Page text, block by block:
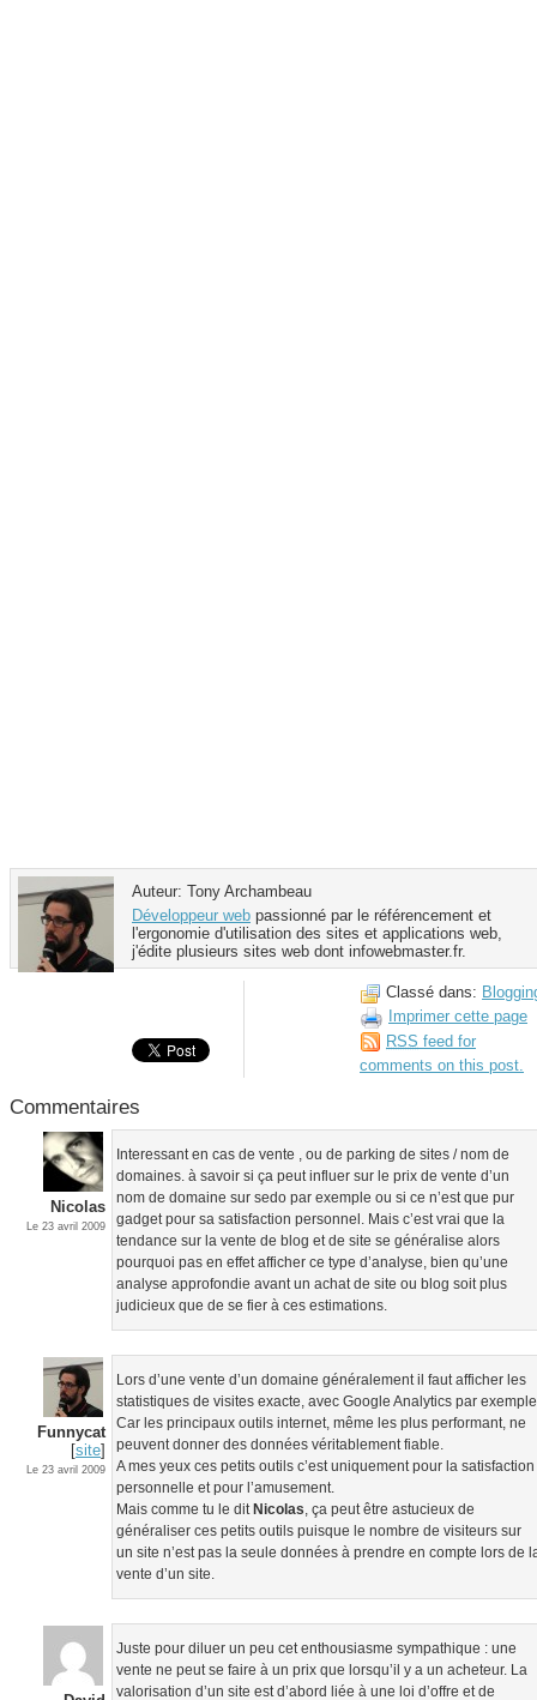
Auteur: Tony Archambeau
Développeur web passionné par le référencement et
l'ergonomie d'utilisation des sites et applications web,
j'édite plusieurs sites web dont infowebmaster.fr.
Classé dans:
Imprimer cette page
RSS feed for
comments on this post.
Commentaires
Nicolas
Le 23 avril 2009
Interessant en cas de vente , ou de parking de sites / nom de
domaines. à savoir si ça peut influer sur le prix de vente d’un
nom de domaine sur sedo par exemple ou si ce n’est que pur
gadget pour sa satisfaction personnel. Mais c’est vrai que la
tendance sur la vente de blog et de site se généralise alors
pourquoi pas en effet afficher ce type d’analyse, bien qu’une
analyse approfondie avant un achat de site ou blog soit plus
judicieux que de se fier à ces estimations.
Funnycat
[site]
Le 23 avril 2009
Lors d’une vente d’un domaine généralement il faut afficher les
statistiques de visites exacte, avec Google Analytics par
Car les principaux outils internet, même les plus performant, ne
peuvent donner des données véritablement fiable.
A mes yeux ces petits outils c’est uniquement pour la satisfaction
personnelle et pour l’amusement.
Mais comme tu le dit Nicolas , ça peut être astucieux de
généraliser ces petits outils puisque le nombre de visiteurs sur
un site n’est pas la seule données à prendre en compte lors de
vente d’un site.
Juste pour diluer un peu cet enthousiasme sympathique : une
vente ne peut se faire à un prix que lorsqu’il y a un acheteur. La
valorisation d’un site est d’abord liée à une loi d’offre et de